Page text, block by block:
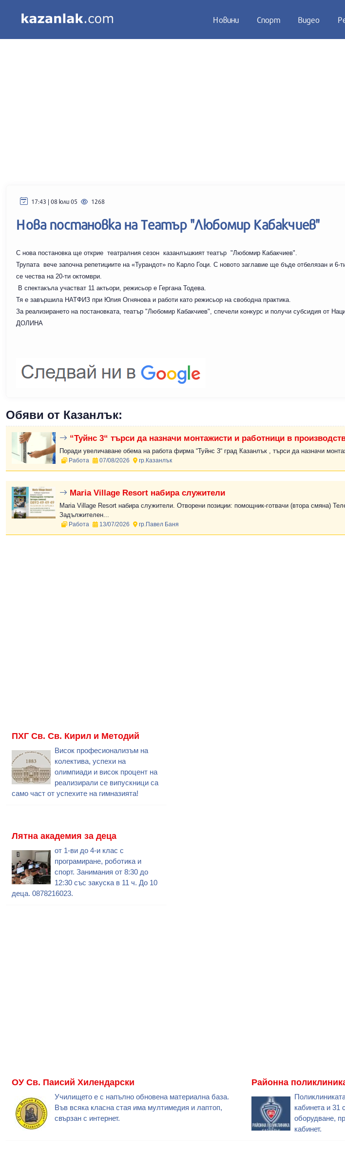
Новини Спорт Видео
17:43 | 08 юли 05 1268
Нова постановка на Театър "Любомир Кабакчиев"
С нова постановка ще открие театралния сезон казанлъшкият театър "Любомир Кабакчиев".
Трупата вече започна репетициите на «Турандот» по Карло Гоци. С новото заглавие ще бъде отбелязан и 6-
се чества на 20-ти октомври.
В спектакъла участват 11 актьори, режисьор е Гергана Тодева.
Тя е завършила НАТФИЗ при Юлия Огнянова и работи като режисьор на свободна практика.
За реализирането на постановката, театър "Любомир Кабакчиев", спечели конкурс и получи субсидия от
ДОЛИНА
Обяви от Казанлък:
“Туйнс 3“ търси да назначи монтажисти и работници в
Поради увеличаване обема на работа фирма “Туйнс 3“ град Казанлък , търси да назначи
Работа 07/08/2026 гр.Казанлък
Maria Village Resort набира служители
Maria Village Resort набира служители. Отворени позиции: помощник-готвачи (втора смяна)
Задължителен...
Работа 13/07/2026 гр.Павел Баня
ПХГ Св. Св. Кирил и Методий
Висок професионализъм на
колектива, успехи на
олимпиади и висок процент на
реализирали се випускници са
само част от успехите на гимназията!
Лятна академия за деца
от 1-ви до 4-и клас с
програмиране, роботика и
спорт. Занимания от 8:30 до
12:30 със закуска в 11 ч. До 10
деца. 0878216023.
ОУ Св. Паисий Хилендарски
Училището е с напълно обновена материална база.
Във всяка класна стая има мултимедия и лаптоп,
свързан с интернет.
Районна
кабинета и 31
оборудване,
кабинет.